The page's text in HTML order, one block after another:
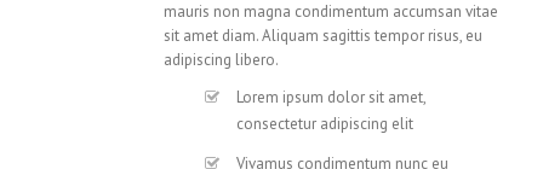
mauris non magna condimentum accumsan vitae
sit amet diam. Aliquam sagittis tempor risus, eu
adipiscing libero.
Lorem ipsum dolor sit amet,
consectetur adipiscing elit
Vivamus condimentum nunc eu